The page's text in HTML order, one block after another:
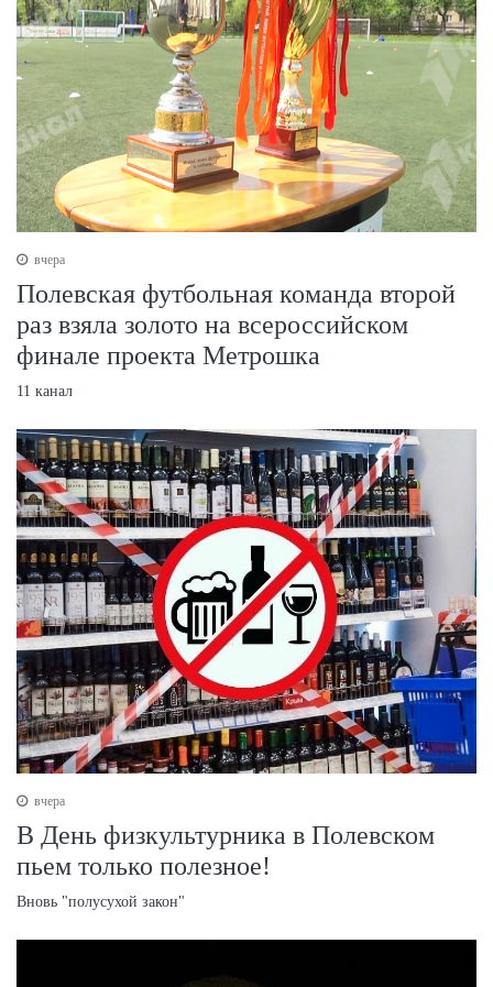
вчера
Полевская футбольная команда второй
раз взяла золото на всероссийском
финале проекта Метрошка
11 канал
вчера
В День физкультурника в Полевском
пьем только полезное!
Вновь "полусухой закон"